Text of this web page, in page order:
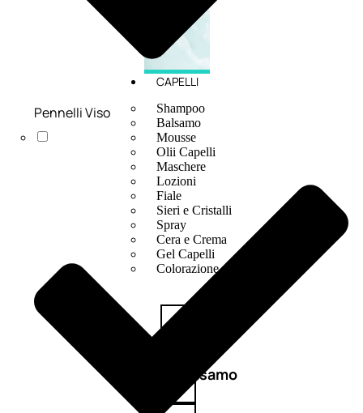
CAPELLI
Shampoo
Balsamo
Mousse
Olii Capelli
Maschere
Lozioni
Fiale
Sieri e Cristalli
Spray
Cera e Crema
Gel Capelli
Colorazione
Balsamo
Pennelli Viso